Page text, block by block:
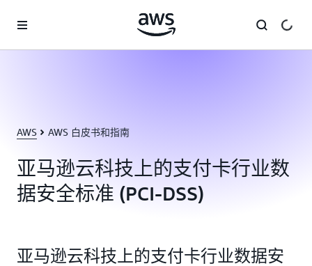
AWS AWS 白皮书和指南
亚马逊云科技上的支付卡行业数
据安全标准 (PCI-DSS)
亚马逊云科技上的支付卡行业数据安